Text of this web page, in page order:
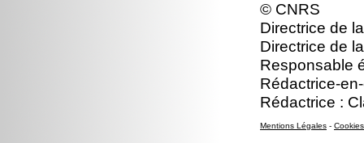
© CNRS
Directrice de
Directrice de
Responsable
Rédactrice-
Rédactrice :
Mentions Légales - Cookies